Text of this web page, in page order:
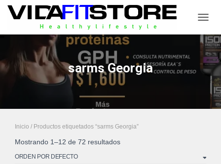
sarms Georgia
Inicio / Productos etiquetados “sarms Georgia”
Mostrando 1–12 de 72 resultados